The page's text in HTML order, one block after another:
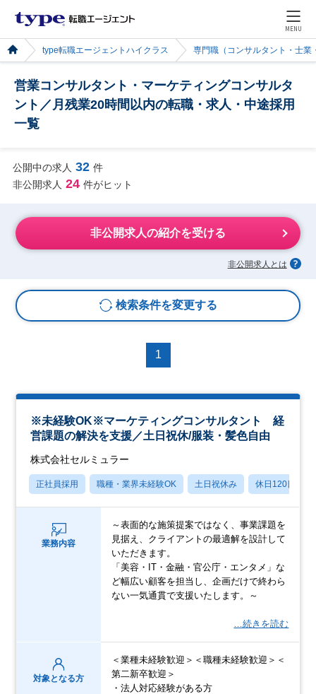
MENU
type転職エージェントハイクラス 専門職（コンサルタント・士業
営業コンサルタント・マーケティングコンサルタ
ント／月残業20時間以内の転職・求人・中途採用
一覧
公開中の求人 32 件
非公開求人 24 件がヒット
非公開求人の紹介を受ける
非公開求人とは
検索条件を変更する
1
※未経験OK※マーケティングコンサルタント 経
営課題の解決を支援／土日祝休/服装・髪色自由
株式会社セルミュラー
正社員採用 職種・業界未経験OK 土日祝休み 休日120日以上
業務内容
～表面的な施策提案ではなく、事業課題を
見据え、クライアントの最適解を設計して
いただきます。
「美容・IT・金融・官公庁・エンタメ」な
ど幅広い顧客を担当し、企画だけで終わら
ない一気通貫で支援いたします。～
…続きを読む
対象となる方
＜業種未経験歓迎＞＜職種未経験歓迎＞＜
第二新卒歓迎＞
・法人対応経験がある方